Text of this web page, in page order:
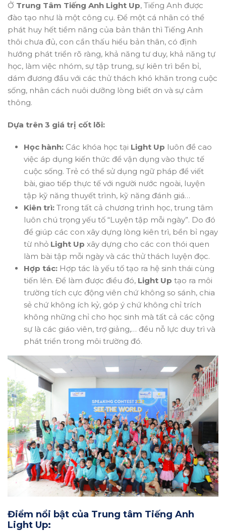
Ở Trung Tâm Tiếng Anh Light Up, Tiếng Anh được
đào tạo như là một công cụ. Để một cá nhân có thể
phát huy hết tiềm năng của bản thân thì Tiếng Anh
thôi chưa đủ, con cần thấu hiểu bản thân, có định
hướng phát triển rõ ràng, khả năng tư duy, khả năng tự
học, làm việc nhóm, sự tập trung, sự kiên trì bền bỉ,
dám đương đầu với các thử thách khó khăn trong cuộc
sống, nhân cách nuôi dưỡng lòng biết ơn và sự cảm
thông.
Dựa trên 3 giá trị cốt lõi:
Học hành: Các khóa học tại Light Up luôn đề cao
việc áp dụng kiến thức để vận dụng vào thực tế
cuộc sống. Trẻ có thể sử dụng ngữ pháp để viết
bài, giao tiếp thực tế với người nước ngoài, luyện
tập kỹ năng thuyết trình, kỹ năng đánh giá…
Kiên trì: Trong tất cả chương trình học, trung tâm
luôn chú trọng yếu tố “Luyện tập mỗi ngày”. Do đó
để giúp các con xây dựng lòng kiên trì, bền bỉ ngay
từ nhỏ Light Up xây dựng cho các con thói quen
làm bài tập mỗi ngày và các thử thách luyện đọc.
Hợp tác: Hợp tác là yếu tố tạo ra hệ sinh thái cùng
tiến lên. Để làm được điều đó, Light Up tạo ra môi
trường tích cực động viên chứ không so sánh, chia
sẻ chứ không ích kỷ, góp ý chứ không chỉ trích
không những chỉ cho học sinh mà tất cả các cộng
sự là các giáo viên, trợ giảng,… đều nỗ lực duy trì và
phát triển trong môi trường đó.
Điểm nổi bật của Trung tâm Tiếng Anh
Light Up: